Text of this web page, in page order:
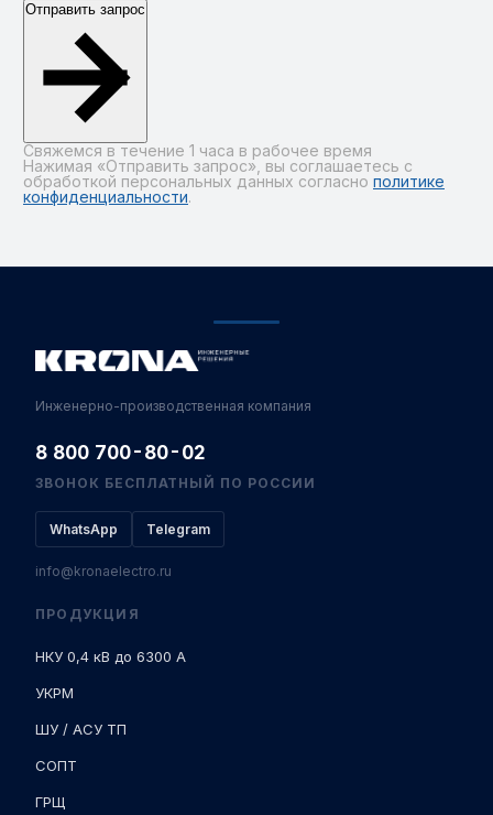
Отправить запрос
Свяжемся в течение 1 часа в рабочее время
Нажимая «Отправить запрос», вы соглашаетесь с
обработкой персональных данных согласно политике
конфиденциальности.
Инженерно-производственная компания
8 800 700-80-02
ЗВОНОК БЕСПЛАТНЫЙ ПО РОССИИ
WhatsApp Telegram
info@kronaelectro.ru
ПРОДУКЦИЯ
НКУ 0,4 кВ до 6300 А
УКРМ
ШУ / АСУ ТП
СОПТ
ГРЩ